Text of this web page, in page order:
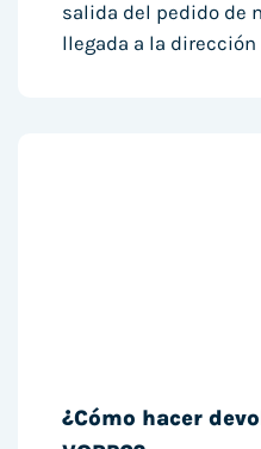
salida del pedido de
llegada a la
¿Cómo hacer